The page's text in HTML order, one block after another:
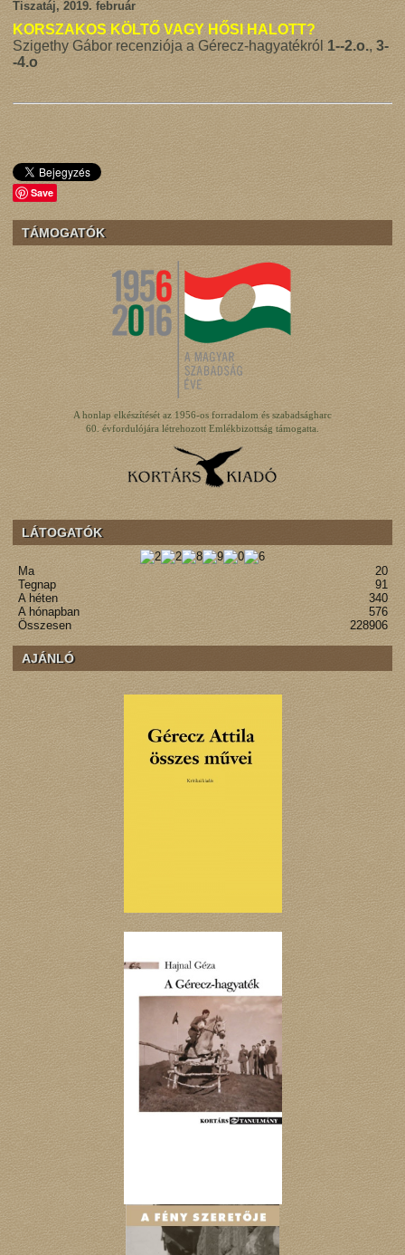
Tiszatáj, 2019. február
KORSZAKOS KÖLTŐ VAGY HŐSI HALOTT?
Szigethy Gábor recenziója a Gérecz-hagyatékról 1--2.o.,3-
-4.o
Save
TÁMOGATÓK
A honlap elkészítését az 1956-os forradalom és szabadságharc
60. évfordulójára létrehozott Emlékbizottság támogatta.
LÁTOGATÓK
Ma
20
Tegnap
91
A héten
340
A hónapban
576
Összesen
228906
AJÁNLÓ